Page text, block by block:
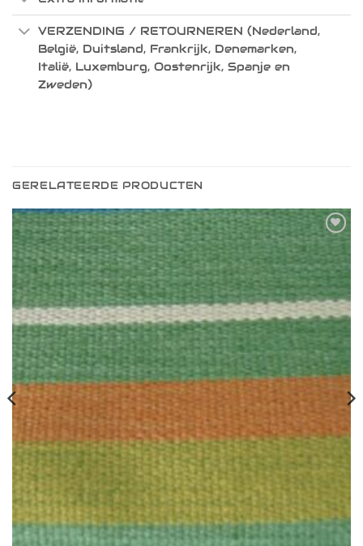
VERZENDING / RETOURNEREN (Nederland,
België, Duitsland, Frankrijk, Denemarken,
Italië, Luxemburg, Oostenrijk, Spanje en
Zweden)
GERELATEERDE PRODUCTEN
Toevoegen
verlanglijst